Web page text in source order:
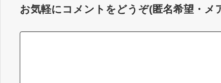
お気軽にコメントをどうぞ(匿名希望・メ